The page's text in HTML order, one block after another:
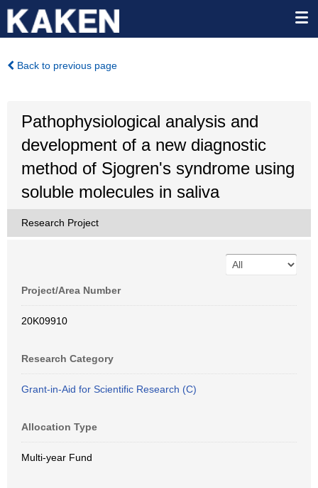
Back to previous page
Pathophysiological analysis and
development of a new diagnostic
method of Sjogren's syndrome using
soluble molecules in saliva
Research Project
Project/Area Number
20K09910
Research Category
Grant-in-Aid for Scientific Research (C)
Allocation Type
Multi-year Fund